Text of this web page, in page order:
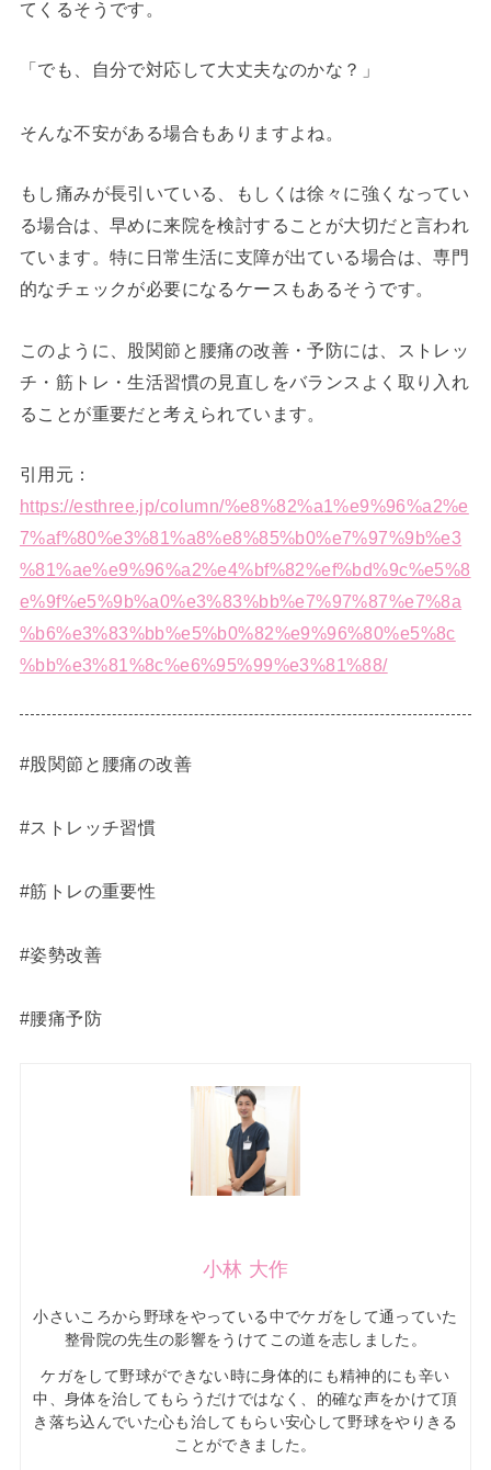
てくるそうです。
「でも、自分で対応して大丈夫なのかな？」
そんな不安がある場合もありますよね。
もし痛みが長引いている、もしくは徐々に強くなってい
る場合は、早めに来院を検討することが大切だと言われ
ています。特に日常生活に支障が出ている場合は、専門
的なチェックが必要になるケースもあるそうです。
このように、股関節と腰痛の改善・予防には、ストレッ
チ・筋トレ・生活習慣の見直しをバランスよく取り入れ
ることが重要だと考えられています。
引用元：
https://esthree.jp/column/%e8%82%a1%e9%96%a2%e
7%af%80%e3%81%a8%e8%85%b0%e7%97%9b%e3
%81%ae%e9%96%a2%e4%bf%82%ef%bd%9c%e5%8
e%9f%e5%9b%a0%e3%83%bb%e7%97%87%e7%8a
%b6%e3%83%bb%e5%b0%82%e9%96%80%e5%8c
%bb%e3%81%8c%e6%95%99%e3%81%88/
#股関節と腰痛の改善
#ストレッチ習慣
#筋トレの重要性
#姿勢改善
#腰痛予防
小林 大作
小さいころから野球をやっている中でケガをして通っていた
整骨院の先生の影響をうけてこの道を志しました。
ケガをして野球ができない時に身体的にも精神的にも辛い
中、身体を治してもらうだけではなく、的確な声をかけて頂
き落ち込んでいた心も治してもらい安心して野球をやりきる
ことができました。